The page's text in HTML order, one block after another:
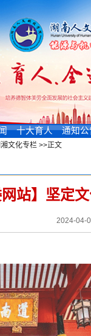
十大育人 通知公
文化专栏 >>正文
网站】坚定
2024-04-